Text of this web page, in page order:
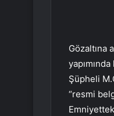
Gözaltına
Şüpheli
“resmi